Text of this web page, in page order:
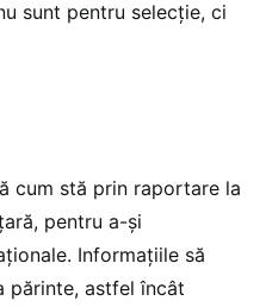
sunt pentru selecție, ci
cum stă prin raportare la
pentru a-și
Informațiile să
părinte, astfel încât